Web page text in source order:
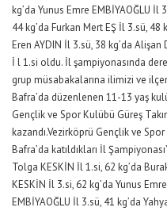
kg’da Yunus Emre EMBİYAOĞLU İl
44 kg’da Furkan Mert EŞ İl 3.sü, 48
Eren AYDIN İl 3.sü, 38 kg’da
İ l 1.si oldu. İl şampiyonasında
grup müsabakalarına ilimizi ve
Bafra’da düzenlenen 11-13 yaş
Gençlik ve Spor Kulübü Güreş
kazandı.Vezirköprü Gençlik ve
Bafra’da katıldıkları İl
Tolga KESKİN İl 1.si, 62 kg’da
KESKİN İl 3.si, 62 kg’da Yunus
EMBİYAOĞLU İl 3.sü, 41 kg’da